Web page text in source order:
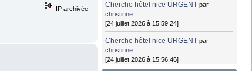
IP archivée
Cherche hôtel nice URGENT par
christinne
[24 juillet 2026 à 15:59:24]
Cherche hôtel nice URGENT par
christinne
[24 juillet 2026 à 15:56:46]